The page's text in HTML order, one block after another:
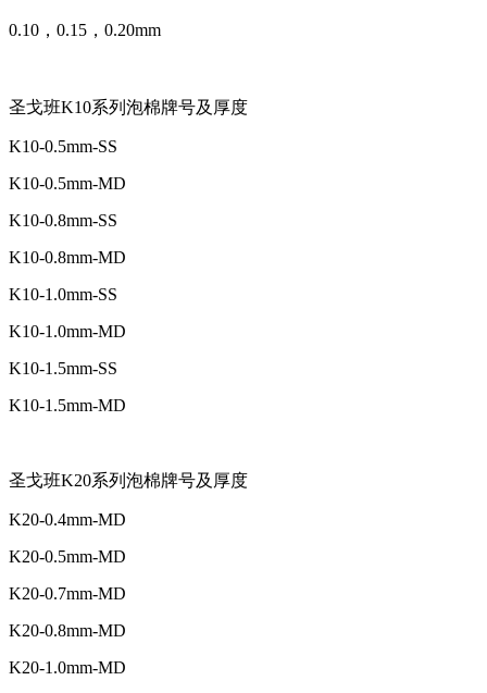
0.10，0.15，0.20mm
圣戈班K10系列泡棉牌号及厚度
K10-0.5mm-SS
K10-0.5mm-MD
K10-0.8mm-SS
K10-0.8mm-MD
K10-1.0mm-SS
K10-1.0mm-MD
K10-1.5mm-SS
K10-1.5mm-MD
圣戈班K20系列泡棉牌号及厚度
K20-0.4mm-MD
K20-0.5mm-MD
K20-0.7mm-MD
K20-0.8mm-MD
K20-1.0mm-MD